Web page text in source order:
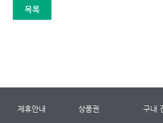
목록
제휴안내 상품권 구내